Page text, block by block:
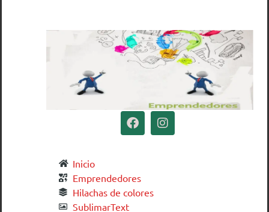
Inicio
Emprendedores
Hilachas de colores
SublimarText